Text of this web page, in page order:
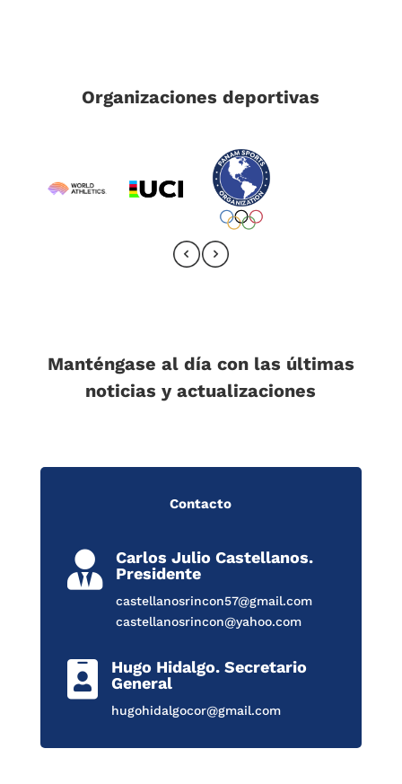
Organizaciones deportivas
Manténgase al día con las últimas
noticias y actualizaciones
Contacto

Carlos Julio Castellanos.
Presidente
castellanosrincon57@gmail.com
castellanosrincon@yahoo.com

Hugo Hidalgo. Secretario
General
hugohidalgocor@gmail.com